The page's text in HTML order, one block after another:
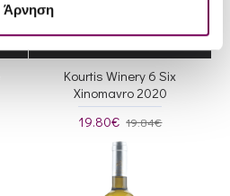
Άρνηση
Kourtis Winery 6 Six
Xinomavro 2020
19.80€ 19.84€